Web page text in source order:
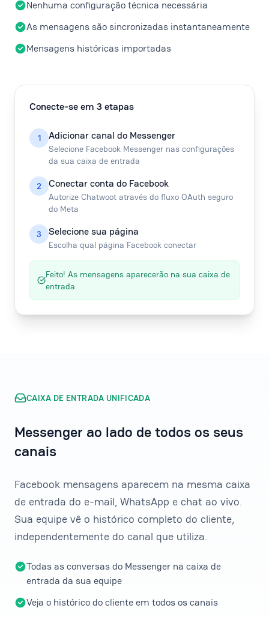
Conecte-se em 3 etapas
1 Adicionar canal do Messenger
Selecione Facebook Messenger nas configurações
da sua caixa de entrada
2 Conectar conta do Facebook
Autorize Chatwoot através do fluxo OAuth seguro
do Meta
3 Selecione sua página
Escolha qual página Facebook conectar
Feito! As mensagens aparecerão na sua caixa de
entrada
Nenhuma configuração técnica necessária
As mensagens são sincronizadas instantaneamente
Mensagens históricas importadas
CAIXA DE ENTRADA UNIFICADA
Messenger ao lado de todos os seus
canais
Facebook mensagens aparecem na mesma caixa
de entrada do e-mail, WhatsApp e chat ao vivo.
Sua equipe vê o histórico completo do cliente,
independentemente do canal que utiliza.
Todas as conversas do Messenger na caixa de
entrada da sua equipe
Veja o histórico do cliente em todos os canais